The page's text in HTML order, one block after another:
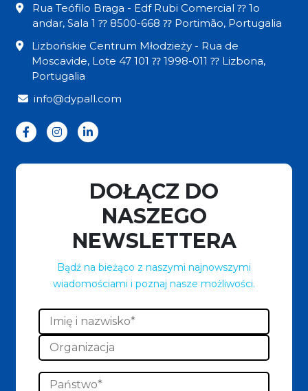
Rua Teófilo Braga - Edf Rubi Comercial ⁇ 1o
andar, Sala 1 ⁇ 8500-668 ⁇ Portimão, Portugalia
Lizbońskie Centrum Młodzieży - Rua de
Moscavide, Lote 47 101 ⁇ 1998-011 ⁇ Lizbona,
Portugalia
info@dypall.com
DOŁĄCZ DO
NASZEGO
NEWSLETTERA
Bądź na bieżąco z naszymi najnowszymi
wiadomościami i poznaj nasze możliwości.